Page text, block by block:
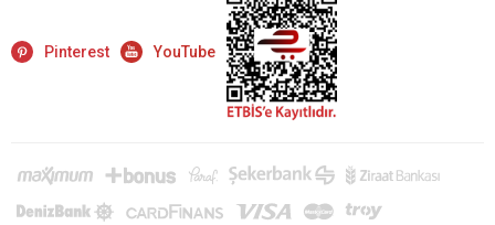
Pinterest YouTube